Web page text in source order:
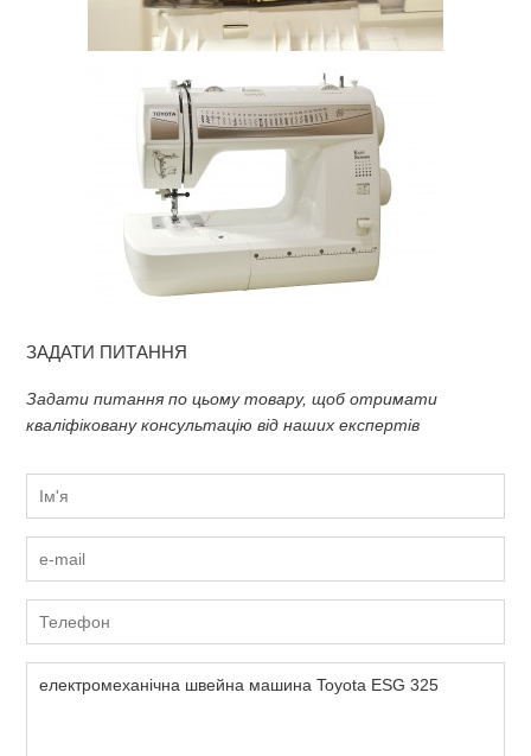
ЗАДАТИ ПИТАННЯ
Задати питання по цьому товару, щоб отримати
кваліфіковану консультацію від наших експертів